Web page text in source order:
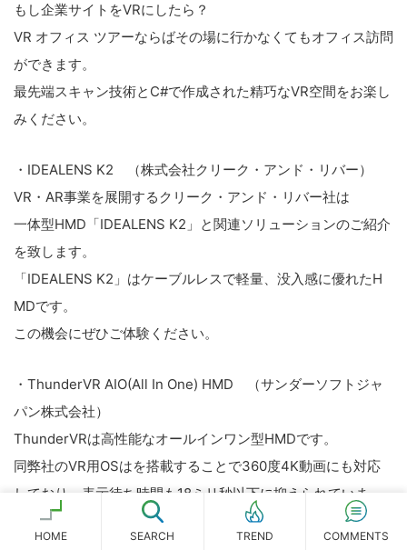
もし企業サイトをVRにしたら？
VR オフィス ツアーならばその場に行かなくてもオフィス訪問
ができます。
最先端スキャン技術とC#で作成された精巧なVR空間をお楽し
みください。
・IDEALENS K2 （株式会社クリーク・アンド・リバー）
VR・AR事業を展開するクリーク・アンド・リバー社は
一体型HMD「IDEALENS K2」と関連ソリューションのご紹介
を致します。
「IDEALENS K2」はケーブルレスで軽量、没入感に優れたH
MDです。
この機会にぜひご体験ください。
・ThunderVR AIO(All In One) HMD （サンダーソフトジャ
パン株式会社）
ThunderVRは高性能なオールインワン型HMDです。
同弊社のVR用OSはを搭載することで360度4K動画にも対応
しており、表示待ち時間も18ミリ秒以下に抑えられていま
す。
HOME SEARCH TREND COMMENTS